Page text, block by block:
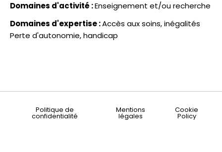
Domaines d'activité :Enseignement et/ou recherche
Domaines d'expertise :Accès aux soins, inégalités
Perte d'autonomie, handicap
Politique de
confidentialité
Mentions
légales
Cookie
Policy